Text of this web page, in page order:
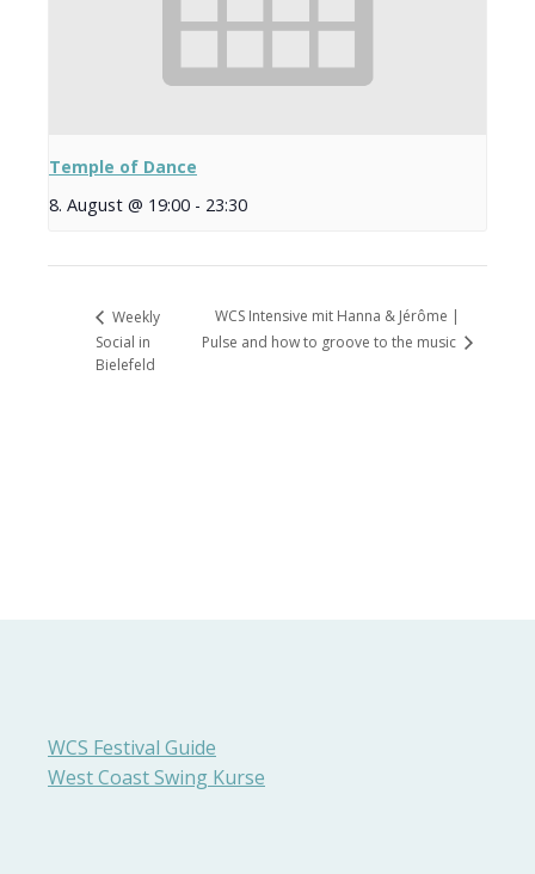
Temple of Dance
8. August @ 19:00 - 23:30
Weekly
Social in
Bielefeld
WCS Intensive mit Hanna & Jérôme |
Pulse and how to groove to the music
WCS Festival Guide
West Coast Swing Kurse